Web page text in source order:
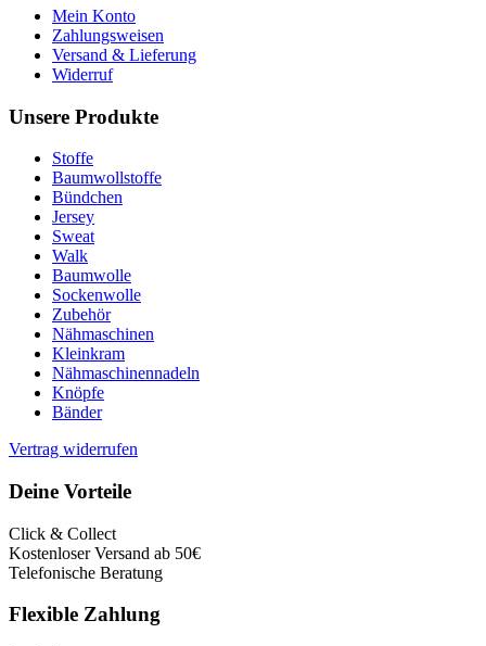
Mein Konto
Zahlungsweisen
Versand & Lieferung
Widerruf
Unsere Produkte
Stoffe
Baumwollstoffe
Bündchen
Jersey
Sweat
Walk
Baumwolle
Sockenwolle
Zubehör
Nähmaschinen
Kleinkram
Nähmaschinennadeln
Knöpfe
Bänder
Vertrag widerrufen
Deine Vorteile
Click & Collect
Kostenloser Versand ab 50€
Telefonische Beratung
Flexible Zahlung